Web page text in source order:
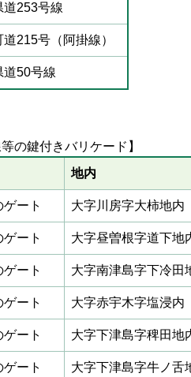
道253号線
道215号（阿掛線）
道50号線
の鍵付きバリケード】
地内
ート 大字川房字大柿地内
ート 大字昼曽根字道下地
ト 大字南津島字下冷田
ート 大字赤宇木字塩浸内
ート 大字下津島字稗田地
ート 大字下津島字牛ノ舌